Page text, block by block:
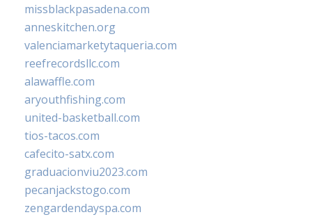
missblackpasadena.com
anneskitchen.org
valenciamarketytaqueria.com
reefrecordsllc.com
alawaffle.com
aryouthfishing.com
united-basketball.com
tios-tacos.com
cafecito-satx.com
graduacionviu2023.com
pecanjackstogo.com
zengardendayspa.com